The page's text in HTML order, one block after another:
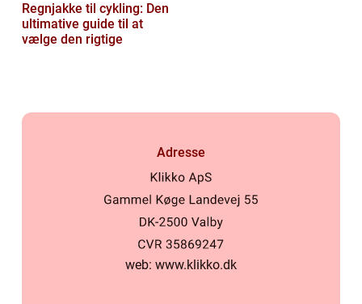
Regnjakke til cykling: Den
ultimative guide til at
vælge den rigtige
Adresse
web: www.klikko.dk